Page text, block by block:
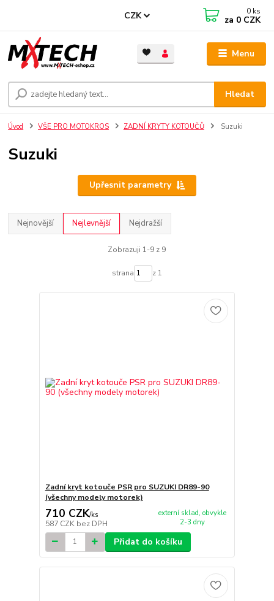
Menu
CZK
Hledat
0 ks
za 0 CZK
Úvod VŠE PRO MOTOKROS ZADNÍ KRYTY KOTOUČŮ Suzuki
Suzuki
Upřesnit parametry
Nejnovější Nejlevnější Nejdražší
Zobrazuji 1-9 z 9
strana z 1
Zadní kryt kotouče PSR pro SUZUKI DR89-90
(všechny modely motorek)
710 CZK/ks
587 CZK bez DPH
externí sklad, obvykle
2-3 dny
Přidat do košíku